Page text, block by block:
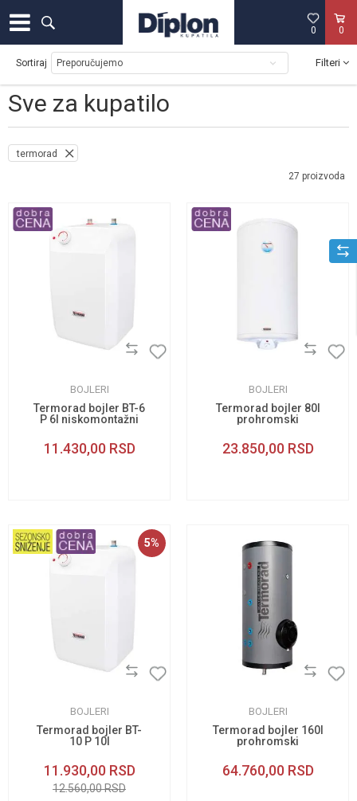
0
0
Sve za kupatilo
Sortiraj Filteri
termorad
27 proizvoda
BOJLERI
Termorad bojler BT-6
P 6l niskomontažni
11.430,00 RSD
BOJLERI
Termorad bojler 80l
prohromski
23.850,00 RSD
5%
BOJLERI
Termorad bojler BT-
10 P 10l
11.930,00 RSD
12.560,00RSD
BOJLERI
Termorad bojler 160l
prohromski
64.760,00 RSD